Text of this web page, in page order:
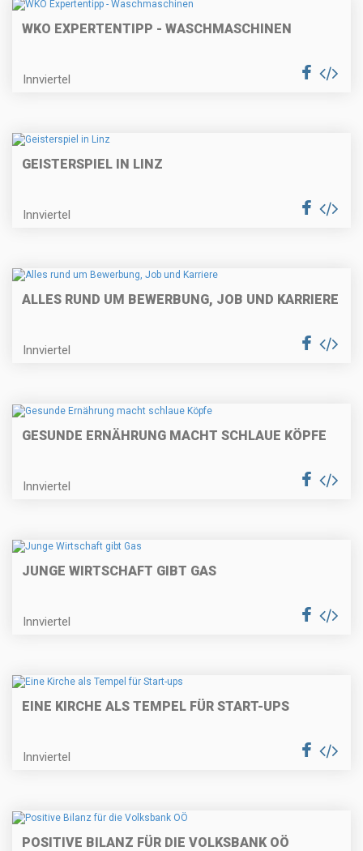
WKO EXPERTENTIPP - WASCHMASCHINEN
Innviertel
GEISTERSPIEL IN LINZ
Innviertel
ALLES RUND UM BEWERBUNG, JOB UND KARRIERE
Innviertel
GESUNDE ERNÄHRUNG MACHT SCHLAUE KÖPFE
Innviertel
JUNGE WIRTSCHAFT GIBT GAS
Innviertel
EINE KIRCHE ALS TEMPEL FÜR START-UPS
Innviertel
POSITIVE BILANZ FÜR DIE VOLKSBANK OÖ